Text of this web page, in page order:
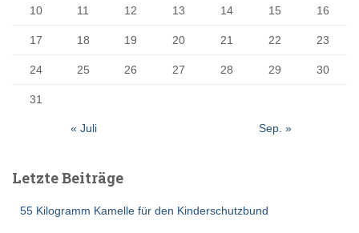
10 11 12 13 14 15 16
17 18 19 20 21 22 23
24 25 26 27 28 29 30
31
« Juli Sep. »
Letzte Beiträge
55 Kilogramm Kamelle für den Kinderschutzbund